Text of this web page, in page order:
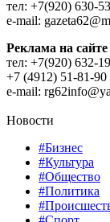
тел: +7(920) 630-
e-mail:
Реклама на
тел: +7(920) 632-
+7 (4912) 51-81-90
e-mail:
Новости
#Бизнес
#Культура
#Общество
#Политика